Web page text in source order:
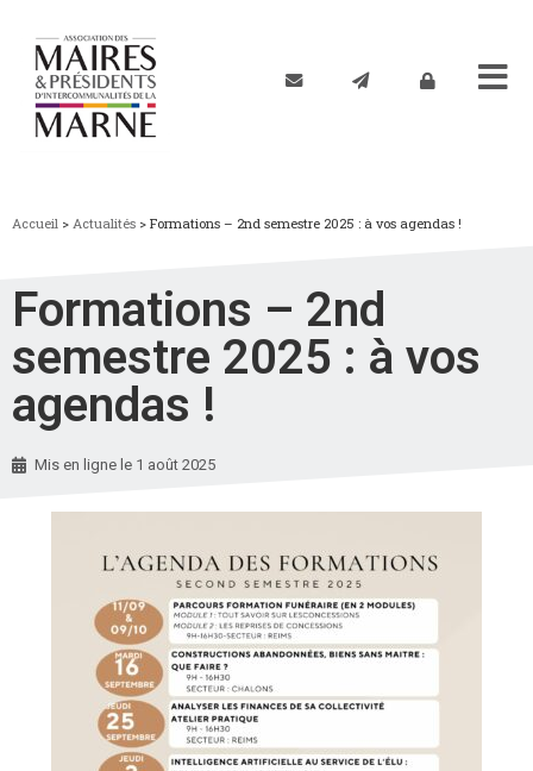
Accueil > Actualités > Formations – 2nd semestre 2025 : à vos agendas !
Formations – 2nd
semestre 2025 : à vos
agendas !
Mis en ligne le 1 août 2025